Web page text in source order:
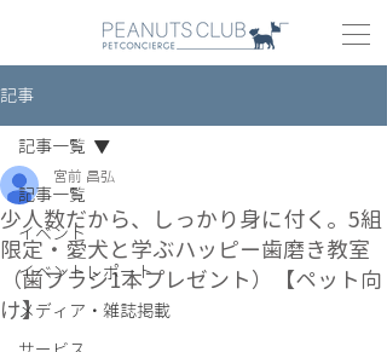
記事
記事一覧
イベント
イベントレポート
メディア・雑誌掲載
記事一覧
少人数だから、しっかり身に付く。5組
限定・愛犬と学ぶハッピー歯磨き教室
（歯ブラシ1本プレゼント）【ペット向
け】
宮前 昌弘